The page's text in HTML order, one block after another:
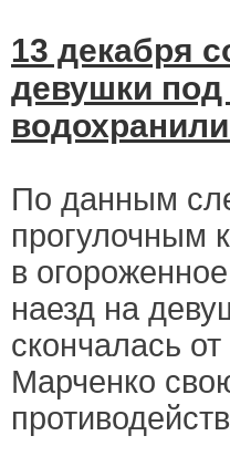
13 декабря
девушки под
По данным
прогулочным
в
наезд на
скончалась
Марченко